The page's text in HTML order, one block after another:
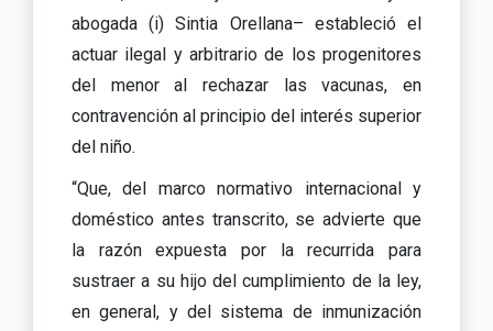
abogada (i) Sintia Orellana– estableció el
actuar ilegal y arbitrario de los progenitores
del menor al rechazar las vacunas, en
contravención al principio del interés superior
del niño.
“Que, del marco normativo internacional y
doméstico antes transcrito, se advierte que
la razón expuesta por la recurrida para
sustraer a su hijo del cumplimiento de la ley,
en general, y del sistema de inmunización